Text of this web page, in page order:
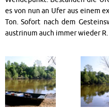
es von nun an Ufer aus einem
Ton. Sofort nach dem
austrinum auch immer wieder R.